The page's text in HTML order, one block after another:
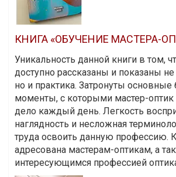
КНИГА «ОБУЧЕНИЕ МАСТЕРА-
Уникальность данной книги в том,
доступно рассказаны и показаны не
но и практика. Затронуты основные
моменты, с которыми мастер-оптик
дело каждый день. Легкость
наглядность и несложная
труда освоить данную профессию.
адресована мастерам-оптикам, а
интересующимся профессией